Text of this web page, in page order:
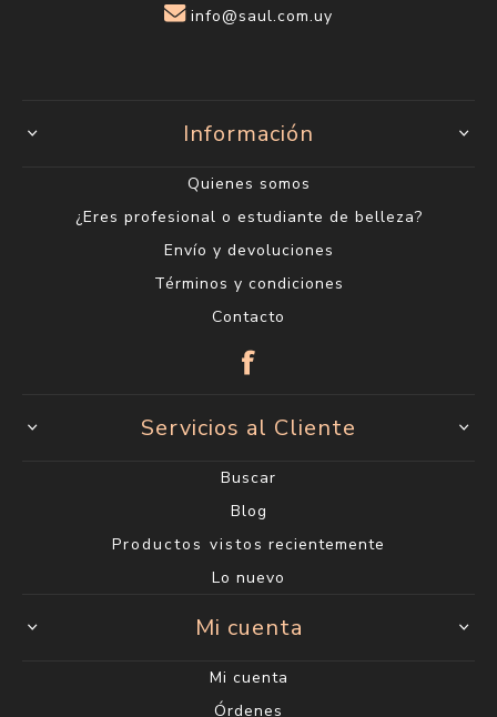
info@saul.com.uy
Información
Quienes somos
¿Eres profesional o estudiante de belleza?
Envío y devoluciones
Términos y condiciones
Contacto
Servicios al Cliente
Buscar
Blog
Productos vistos recientemente
Lo nuevo
Mi cuenta
Mi cuenta
Órdenes